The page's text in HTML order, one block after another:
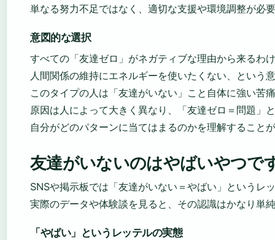
単なる努力不足ではなく、適切な支援や環境調整が必
意図的な選択
すべての「友達ゼロ」がネガティブな理由から来るわ
人間関係の維持にエネルギーを使いたくない、という
このタイプの人は「友達がいない」こと自体に強い苦
原因は人によって大きく異なり、「友達ゼロ＝問題」
自分がどのパターンに当てはまるのかを理解すること
友達がいないのはやばいやつで
SNSや掲示板では「友達がいない＝やばい」というレ
実際のデータや体験談を見ると、その認識はかなり単
「やばい」というレッテルの実態